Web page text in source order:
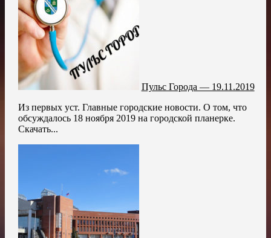
Пульс Города — 19.11.2019
Из первых уст. Главные городские новости. О том, что
обсуждалось 18 ноября 2019 на городской планерке.
Скачать...